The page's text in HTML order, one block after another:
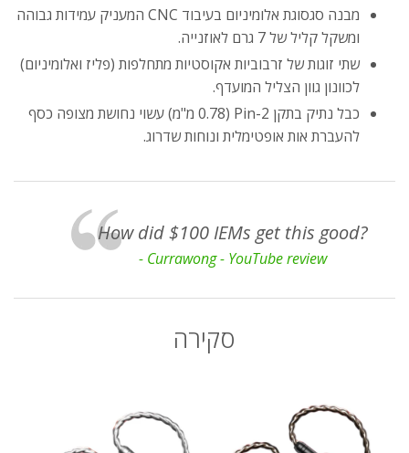
מבנה סגסוגת אלומיניום בעיבוד CNC המעניק עמידות גבוהה
ומשקל קליל של 7 גרם לאוזנייה.
שתי זוגות של זרבוביות אקוסטיות מתחלפות (פליז ואלומיניום)
לכוונון גוון הצליל המועדף.
כבל נתיק בתקן 2-Pin (0.78 מ"מ) עשוי נחושת מצופה כסף
להעברת אות אופטימלית ונוחות שדרוג.
How did $100 IEMs get this good?
- Currawong - YouTube review
סקירה